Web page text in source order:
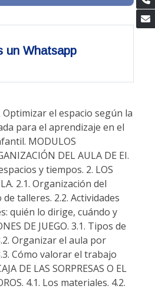
un Whatsapp
Optimizar el espacio según la
para el aprendizaje en el
MODULOS
DEL AULA DE EI.
y tiempos. 2. LOS
2.1. Organización del
talleres. 2.2. Actividades
quién lo dirige, cuándo y
DE JUEGO. 3.1. Tipos de
Organizar el aula por
Cómo valorar el trabajo
DE LAS SORPRESAS O EL
4.1. Los materiales. 4.2.